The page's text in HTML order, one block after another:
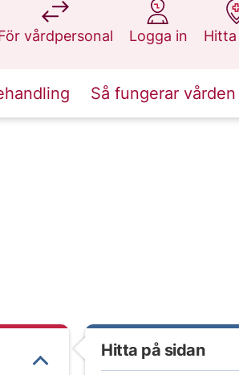
vårdpersonal
på 1177.se
Logga in
på 1177.se
på
Så fungerar vården
Hitta på sidan